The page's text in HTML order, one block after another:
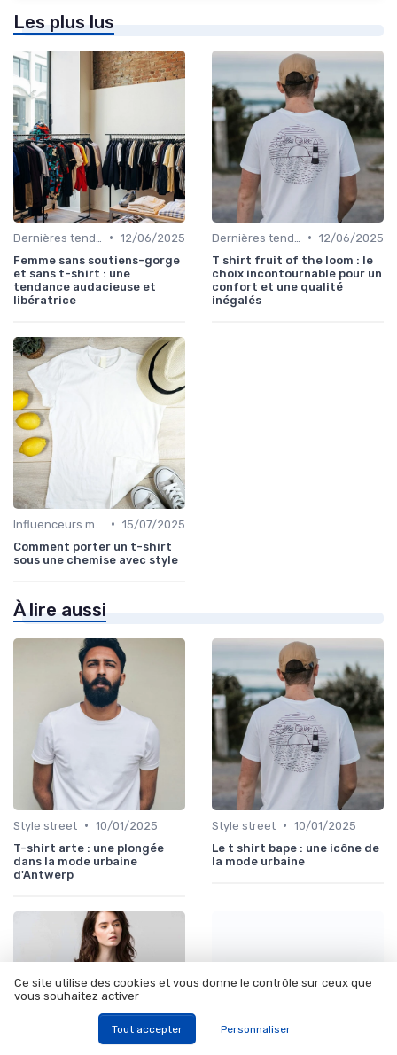
Les plus lus
• 12/06/2025
Femme sans soutiens-gorge
et sans t-shirt : une
tendance audacieuse et
libératrice
• 12/06/2025
T shirt fruit of the loom : le
choix incontournable pour un
confort et une qualité
inégalés
• 15/07/2025
Comment porter un t-shirt
sous une chemise avec style
À lire aussi
Style street • 10/01/2025
T-shirt arte : une plongée
dans la mode urbaine
d'Antwerp
Style street • 10/01/2025
Le t shirt bape : une icône de
la mode urbaine
Ce site utilise des cookies et vous donne le contrôle sur ceux que
vous souhaitez activer
Tout accepter Personnaliser